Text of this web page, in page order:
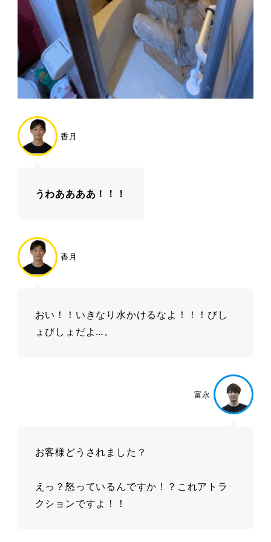
香月
うわああああ！！！
香月
おい！！いきなり水かけるなよ！！！ びし
ょびしょだよ…。
富永
お客様どうされました？
えっ？怒っているんですか！？これアトラ
クションですよ！！